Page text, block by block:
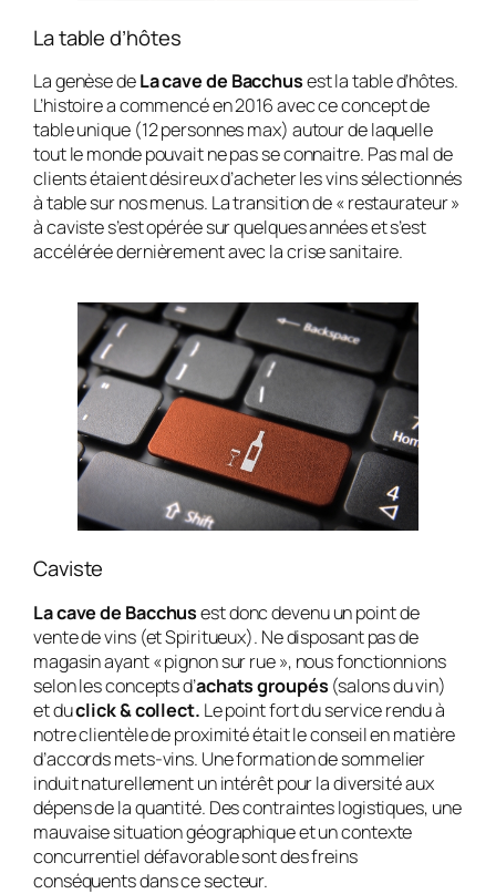
La table d’hôtes
La genèse deLa cave de Bacchusest la table d’hôtes.
L’histoire a commencé en 2016 avec ce concept de
table unique (12 personnes max) autour de laquelle
tout le monde pouvait ne pas se connaitre. Pas mal de
clients étaient désireux d’acheter les vins sélectionnés
à table sur nos menus. La transition de « restaurateur »
à caviste s’est opérée sur quelques années et s’est
accélérée dernièrement avec la crise sanitaire.
Caviste
La cave de Bacchusest donc devenu un point de
vente de vins (et Spiritueux). Ne disposant pas de
magasin ayant « pignon sur rue », nous fonctionnions
selon les concepts d’achats groupés (salons du vin)
et duclick & collect. Le point fort du service rendu à
notre clientèle de proximité était le conseil en matière
d’accords mets-vins. Une formation de sommelier
induit naturellement un intérêt pour la diversité aux
dépens de la quantité. Des contraintes logistiques, une
mauvaise situation géographique et un contexte
concurrentiel défavorable sont des freins
conséquents dans ce secteur.